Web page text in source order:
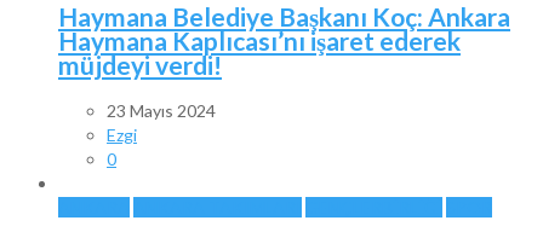
Haymana Belediye Başkanı Koç: Ankara
Haymana Kaplıcası’nı işaret ederek
müjdeyi verdi!
23 Mayıs 2024
Ezgi
0